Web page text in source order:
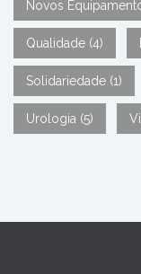
Novos
Qualidade (4)
Solidariedade (1)
Urologia (5)